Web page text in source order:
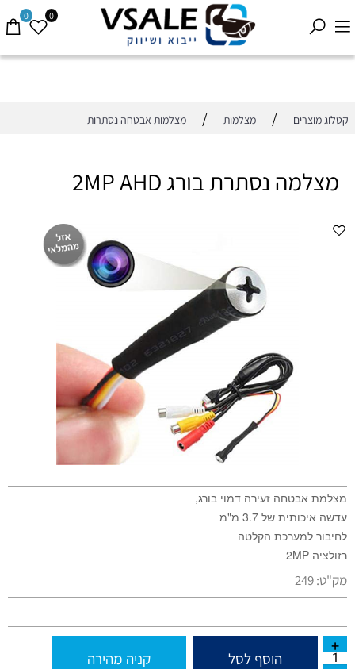
0 0
קטלוג מוצרים / מצלמות / מצלמות אבטחה נסתרות
מצלמה נסתרת בורג 2MP AHD
מצלמת אבטחה זעירה דמוי בורג,
עדשה איכותית של 3.7 מ"מ
לחיבור למערכת הקלטה
רזולציה 2MP
מק"ט:249
הוסף לסל קניה מהירה